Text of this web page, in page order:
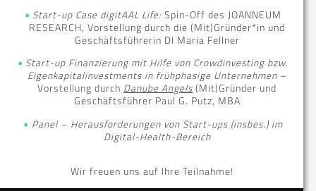
Start-up Case digitAAL Life: Spin-Off des JOANNEUM
RESEARCH, Vorstellung durch die (Mit)Gründer*in und
Geschäftsführerin DI Maria Fellner
Start-up Finanzierung mit Hilfe von Crowdinvesting bzw.
Eigenkapitalinvestments in frühphasige Unternehmen–
Vorstellung durch Danube Angels (Mit)Gründer und
Geschäftsführer Paul G. Putz, MBA
Panel – Herausforderungen von Start-ups (insbes.) im
Digital-Health-Bereich
Wir freuen uns auf Ihre Teilnahme!